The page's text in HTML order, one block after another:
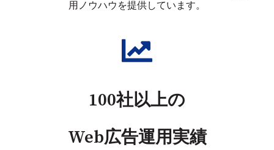
用ノウハウを提供しています。
100社以上の
Web広告運用実績